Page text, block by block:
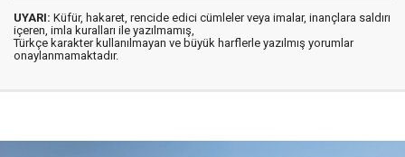
UYARI: Küfür, hakaret, rencide edici cümleler veya imalar, inançlara saldırı
içeren, imla kuralları ile yazılmamış,
Türkçe karakter kullanılmayan ve büyük harflerle yazılmış yorumlar
onaylanmamaktadır.